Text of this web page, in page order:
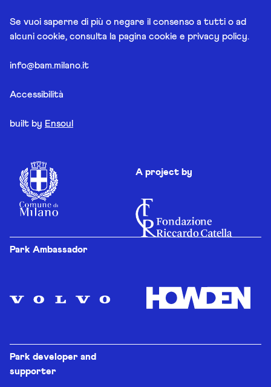
Se vuoi saperne di più o negare il consenso a tutti o ad
alcuni cookie, consulta la pagina cookie e privacy policy.
info@bam.milano.it
Accessibilità
built by Ensoul
A project by
Park Ambassador
Park developer and
supporter